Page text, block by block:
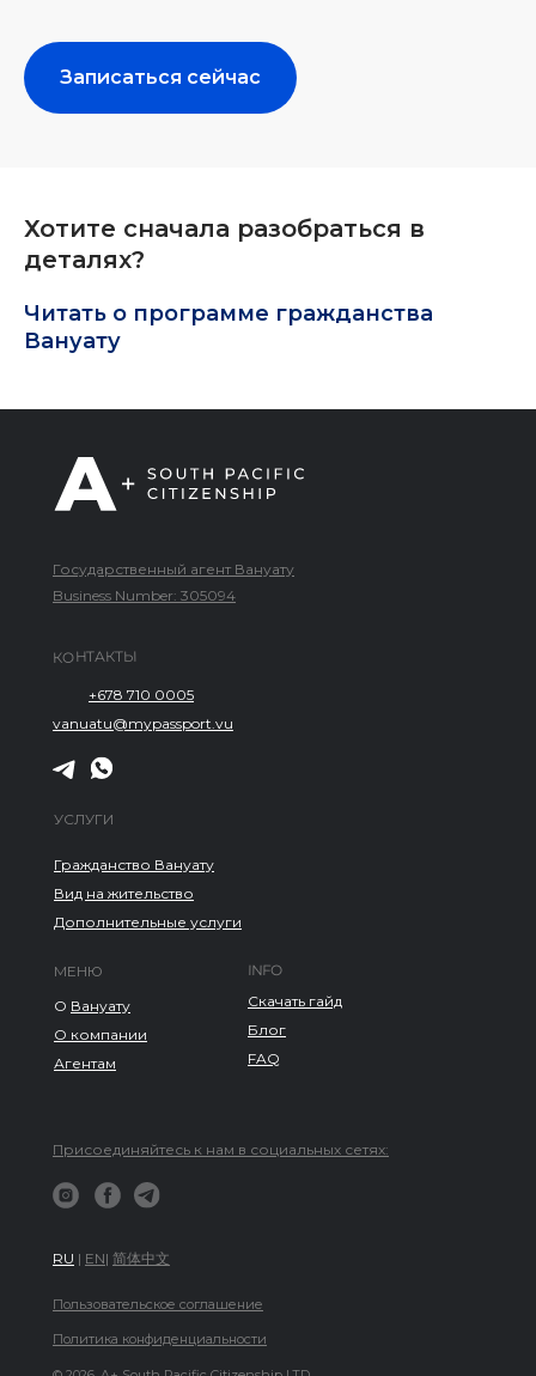
Записаться сейчас
Хотите сначала разобраться в
деталях?
Читать о программе гражданства
Вануату
О Вануату
О компании
Агентам
МЕНЮ
Скачать гайд
Блог
FAQ
INFO
Политика конфиденциальности
Пользовательское соглашение
Государственный агент Вануату
Business Number: 305094
Присоединяйтесь к нам в социальных сетях:
+678 710 0005
vanuatu@mypassport.vu
КОНТАКТЫ
RU | EN| 简体中文
Гражданство Вануату
Вид на жительство
Дополнительные услуги
УСЛУГИ